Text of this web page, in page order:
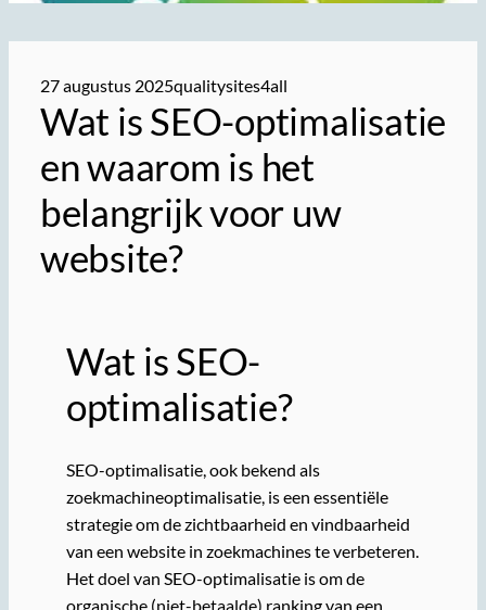
27 augustus 2025qualitysites4all
Wat is SEO-optimalisatie
en waarom is het
belangrijk voor uw
website?
Wat is SEO-
optimalisatie?
SEO-optimalisatie, ook bekend als
zoekmachineoptimalisatie, is een essentiële
strategie om de zichtbaarheid en vindbaarheid
van een website in zoekmachines te verbeteren.
Het doel van SEO-optimalisatie is om de
organische (niet-betaalde) ranking van een